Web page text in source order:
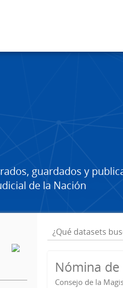
guardados y
de la Nación
Nómina
Consejo de la